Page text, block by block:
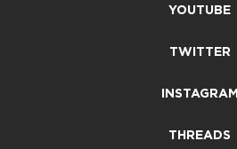
YOUTUBE
TWITTER
INSTAGRAM
THREADS